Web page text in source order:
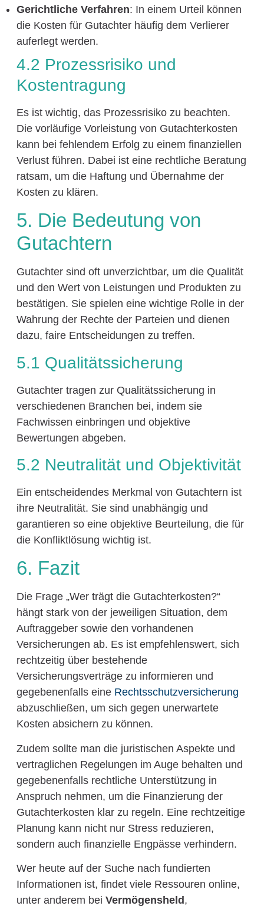
Gerichtliche Verfahren: In einem Urteil können
die Kosten für Gutachter häufig dem Verlierer
auferlegt werden.
4.2 Prozessrisiko und
Kostentragung
Es ist wichtig, das Prozessrisiko zu beachten.
Die vorläufige Vorleistung von Gutachterkosten
kann bei fehlendem Erfolg zu einem finanziellen
Verlust führen. Dabei ist eine rechtliche Beratung
ratsam, um die Haftung und Übernahme der
Kosten zu klären.
5. Die Bedeutung von
Gutachtern
Gutachter sind oft unverzichtbar, um die Qualität
und den Wert von Leistungen und Produkten zu
bestätigen. Sie spielen eine wichtige Rolle in der
Wahrung der Rechte der Parteien und dienen
dazu, faire Entscheidungen zu treffen.
5.1 Qualitätssicherung
Gutachter tragen zur Qualitätssicherung in
verschiedenen Branchen bei, indem sie
Fachwissen einbringen und objektive
Bewertungen abgeben.
5.2 Neutralität und Objektivität
Ein entscheidendes Merkmal von Gutachtern ist
ihre Neutralität. Sie sind unabhängig und
garantieren so eine objektive Beurteilung, die für
die Konfliktlösung wichtig ist.
6. Fazit
Die Frage „Wer trägt die Gutachterkosten?“
hängt stark von der jeweiligen Situation, dem
Auftraggeber sowie den vorhandenen
Versicherungen ab. Es ist empfehlenswert, sich
rechtzeitig über bestehende
Versicherungsverträge zu informieren und
gegebenenfalls eine Rechtsschutzversicherung
abzuschließen, um sich gegen unerwartete
Kosten absichern zu können.
Zudem sollte man die juristischen Aspekte und
vertraglichen Regelungen im Auge behalten und
gegebenenfalls rechtliche Unterstützung in
Anspruch nehmen, um die Finanzierung der
Gutachterkosten klar zu regeln. Eine rechtzeitige
Planung kann nicht nur Stress reduzieren,
sondern auch finanzielle Engpässe verhindern.
Wer heute auf der Suche nach fundierten
Informationen ist, findet viele Ressouren online,
unter anderem bei Vermögensheld ,